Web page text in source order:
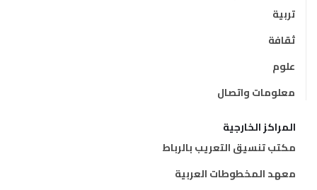
تربية
ثقافة
علوم
معلومات واتصال
المراكز الخارجية
مكتب تنسيق التعريب بالرباط
معهد المخطوطات العربية